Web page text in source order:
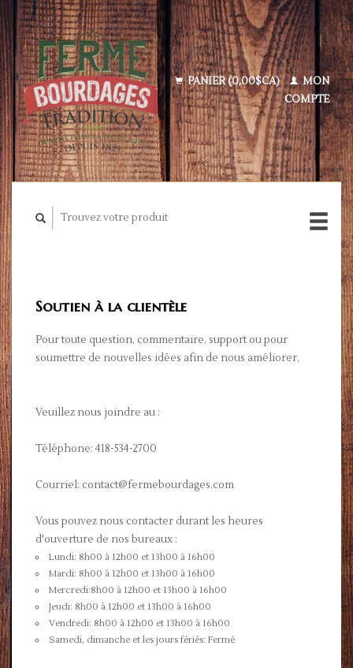
PANIER (0,00$CA)
MON
COMPTE
Soutien à la clientèle
Pour toute question, commentaire, support ou pour
soumettre de nouvelles idées afin de nous améliorer,
Veuillez nous joindre au :
Téléphone: 418-534-2700
Courriel: contact@fermebourdages.com
Vous pouvez nous contacter durant les heures
d'ouverture de nos bureaux :
Lundi: 8h00 à 12h00 et 13h00 à 16h00
Mardi: 8h00 à 12h00 et 13h00 à 16h00
Mercredi:8h00 à 12h00 et 13h00 à 16h00
Jeudi: 8h00 à 12h00 et 13h00 à 16h00
Vendredi: 8h00 à 12h00 et 13h00 à 16h00
Samedi, dimanche et les jours fériés: Fermé